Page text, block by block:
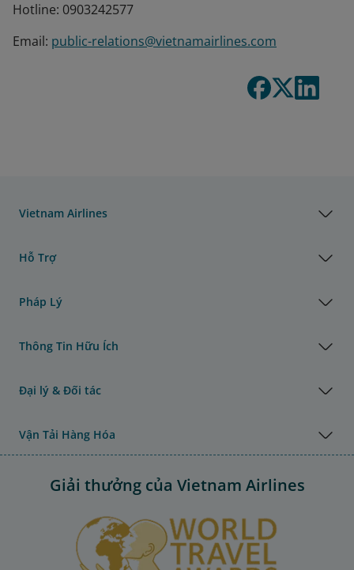
Hotline: 0903242577
Email: public-relations@vietnamairlines.com
Vietnam Airlines
Hỗ Trợ
Pháp Lý
Thông Tin Hữu Ích
Đại lý & Đối tác
Vận Tải Hàng Hóa
Giải thưởng của Vietnam Airlines